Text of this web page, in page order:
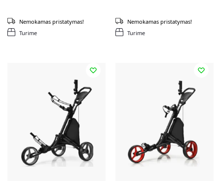
Turime
Nemokamas pristatymas!
Turime
Nemokamas pristatymas!